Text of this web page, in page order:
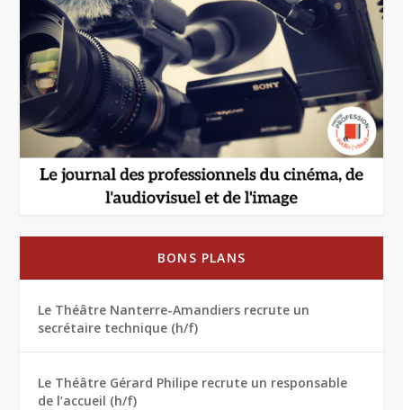
BONS PLANS
Le Théâtre Nanterre-Amandiers recrute un
secrétaire technique (h/f)
Le Théâtre Gérard Philipe recrute un responsable
de l’accueil (h/f)